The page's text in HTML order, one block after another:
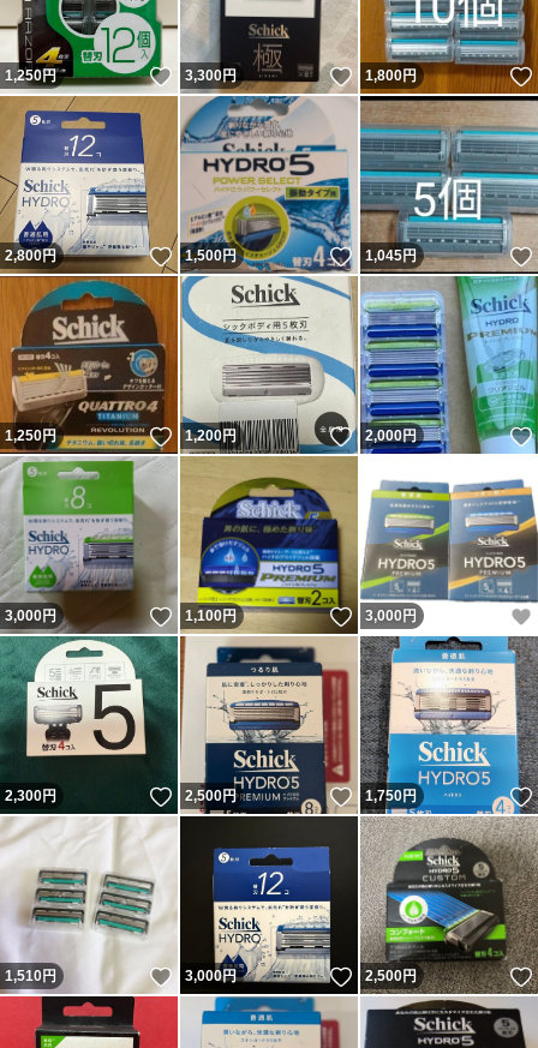
1,250円 いいね！
3,300円 いいね！
1,800円
2,800円 いいね！
1,500円 いいね！
1,045円
1,250円 いいね！
1,200円 いいね！
2,000円
3,000円 いいね！
1,100円 いいね！
3,000 円
2,300円 いいね！
2,500円 いいね！
1,750円
1,510円 いいね！
3,000円 いいね！
2,500円